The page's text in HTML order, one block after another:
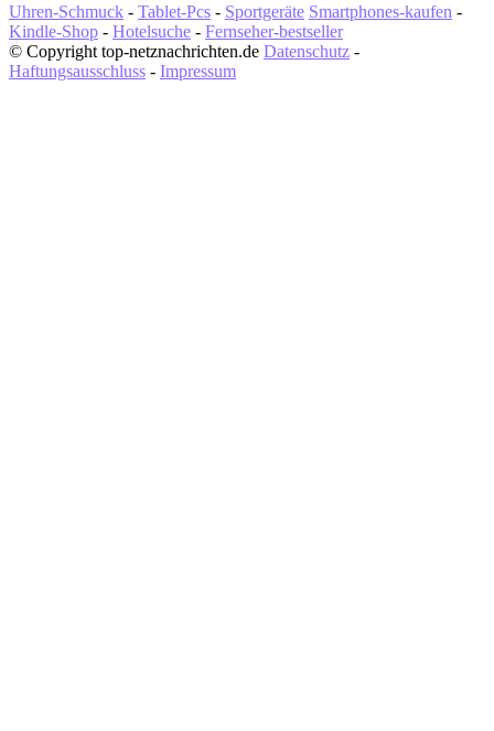
Uhren-Schmuck - Tablet-Pcs - Sportgeräte Smartphones-kaufen -
Kindle-Shop - Hotelsuche - Fernseher-bestseller
© Copyright top-netznachrichten.de Datenschutz -
Haftungsausschluss - Impressum